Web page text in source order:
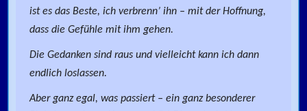
ist es das Beste, ich verbrenn’ ihn – mit der Hoffnung,
dass die Gefühle mit ihm gehen.
Die Gedanken sind raus und vielleicht kann ich dann
endlich loslassen.
Aber ganz egal, was passiert – ein ganz besonderer